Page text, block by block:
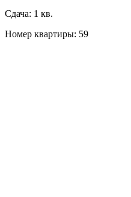
Сдача: 1 кв.
Номер квартиры: 59